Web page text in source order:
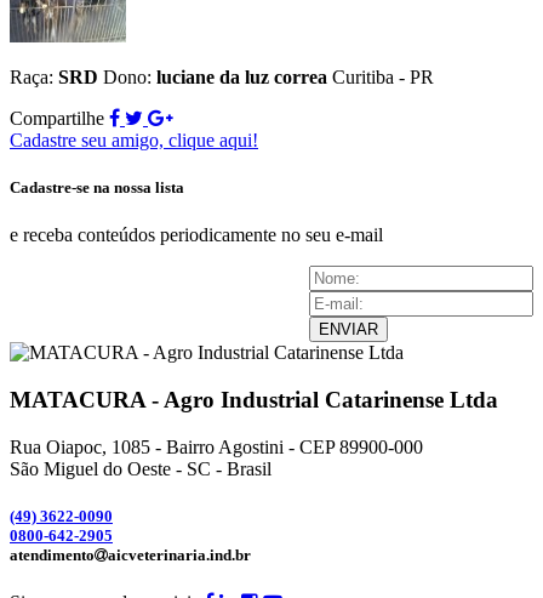
Raça: SRD Dono: luciane da luz correa Curitiba - PR
Compartilhe
Cadastre seu amigo, clique aqui!
Cadastre-se na nossa lista
e receba conteúdos periodicamente no seu e-mail
ENVIAR
MATACURA - Agro Industrial Catarinense Ltda
Rua Oiapoc, 1085 - Bairro Agostini - CEP 89900-000
São Miguel do Oeste - SC - Brasil
(49) 3622-0090
0800-642-2905
atendimento
aicveterinaria.ind.br